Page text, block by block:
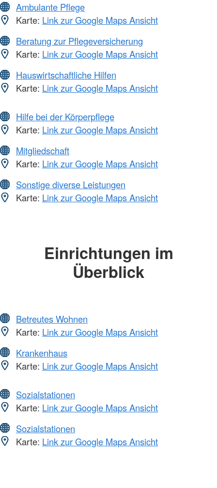
Ambulante Pflege
Karte: Link zur Google Maps Ansicht
Beratung zur Pflegeversicherung
Karte: Link zur Google Maps Ansicht
Hauswirtschaftliche Hilfen
Karte: Link zur Google Maps Ansicht
Hilfe bei der Körperpflege
Karte: Link zur Google Maps Ansicht
Mitgliedschaft
Karte: Link zur Google Maps Ansicht
Sonstige diverse Leistungen
Karte: Link zur Google Maps Ansicht
Einrichtungen im
Überblick
Betreutes Wohnen
Karte: Link zur Google Maps Ansicht
Krankenhaus
Karte: Link zur Google Maps Ansicht
Sozialstationen
Karte: Link zur Google Maps Ansicht
Sozialstationen
Karte: Link zur Google Maps Ansicht